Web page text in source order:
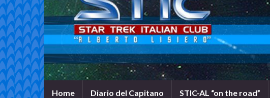
Home Diario del Capitano STIC-AL “on the road”